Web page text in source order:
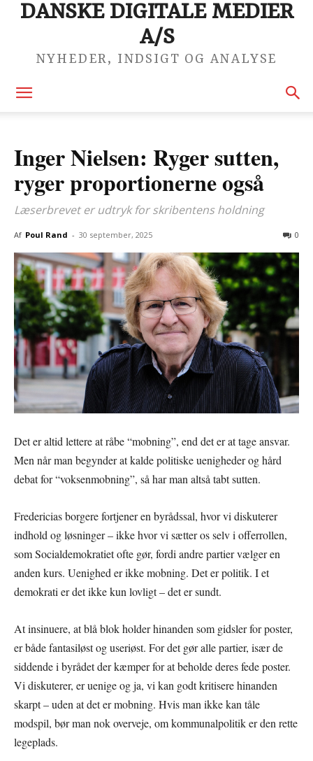
DANSKE DIGITALE MEDIER
A/S
NYHEDER, INDSIGT OG ANALYSE
Inger Nielsen: Ryger sutten,
ryger proportionerne også
Læserbrevet er udtryk for skribentens holdning
Af Poul Rand - 30 september, 2025 0
Det er altid lettere at råbe “mobning”, end det er at tage ansvar.
Men når man begynder at kalde politiske uenigheder og hård
debat for “voksenmobning”, så har man altså tabt sutten.
Fredericias borgere fortjener en byrådssal, hvor vi diskuterer
indhold og løsninger – ikke hvor vi sætter os selv i offerrollen,
som Socialdemokratiet ofte gør, fordi andre partier vælger en
anden kurs. Uenighed er ikke mobning. Det er politik. I et
demokrati er det ikke kun lovligt – det er sundt.
At insinuere, at blå blok holder hinanden som gidsler for poster,
er både fantasiløst og useriøst. For det gør alle partier, især de
siddende i byrådet der kæmper for at beholde deres fede poster.
Vi diskuterer, er uenige og ja, vi kan godt kritisere hinanden
skarpt – uden at det er mobning. Hvis man ikke kan tåle
modspil, bør man nok overveje, om kommunalpolitik er den rette
legeplads.